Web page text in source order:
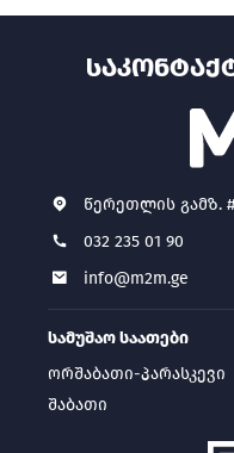
წერეთლის გამზ.
032 235 01 90
info@m2m.ge
სამუშაო საათები
ორშაბათი-პარასკევი
შაბათი